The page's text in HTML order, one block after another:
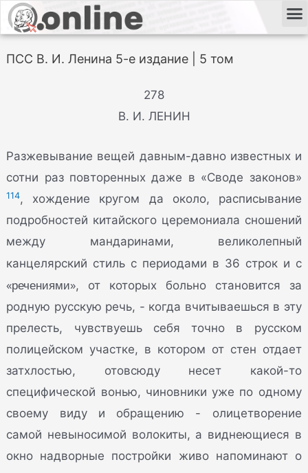
ПСС В. И. Ленина 5-е издание | 5 том
278
В. И. ЛЕНИН
Разжевывание вещей давным-давно известных и
сотни раз повторенных даже в «Своде законов»
114, хождение кругом да около, расписывание
подробностей китайского церемониала сношений
между мандаринами, великолепный
канцелярский стиль с периодами в 36 строк и с
«речениями», от которых больно становится за
родную русскую речь, - когда вчитываешься в эту
прелесть, чувствуешь себя точно в русском
полицейском участке, в котором от стен отдает
затхлостью, отовсюду несет какой-то
специфической вонью, чиновники уже по одному
своему виду и обращению - олицетворение
самой невыносимой волокиты, а виднеющиеся в
окно надворные постройки живо напоминают о